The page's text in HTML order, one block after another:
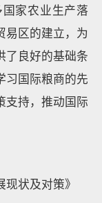
家农业生产落
易区的建立，为
了良好的基础条
习国际粮商的先
支持，推动国际
状及对策》